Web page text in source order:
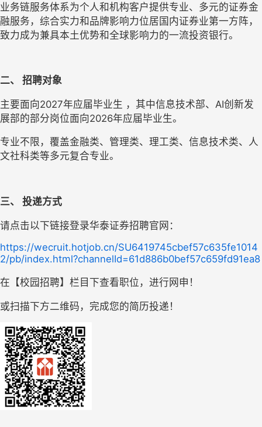
业务链服务体系为个人和机构客户提供专业、多元的证券金
融服务，综合实力和品牌影响力位居国内证券业第一方阵，
致力成为兼具本土优势和全球影响力的一流投资银行。
二、 招聘对象
主要面向2027年应届毕业生 ，其中信息技术部、AI创新发
展部的部分岗位面向2026年应届毕业生。
专业不限，覆盖金融类、管理类、理工类、信息技术类、人
文社科类等多元复合专业。
三、 投递方式
请点击以下链接登录华泰证券招聘官网：
https://wecruit.hotjob.cn/SU6419745cbef57c635fe1014
2/pb/index.html?channelId=61d886b0bef57c659fd91ea8
在【校园招聘】栏目下查看职位，进行网申！
或扫描下方二维码，完成您的简历投递！